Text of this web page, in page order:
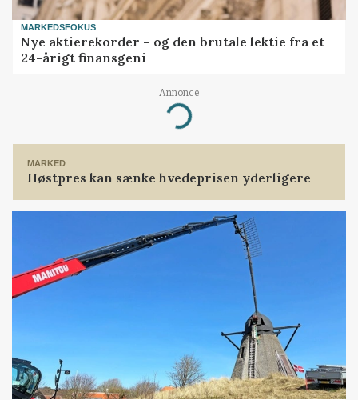
MARKEDSFOKUS
Nye aktierekorder – og den brutale lektie fra et
24-årigt finansgeni
Annonce
Loading...
MARKED
Høstpres kan sænke hvedeprisen yderligere